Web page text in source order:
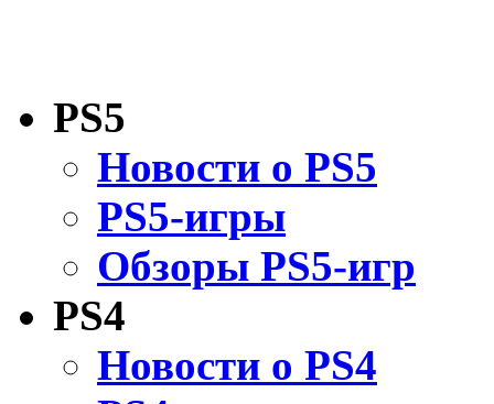
PS5
Новости о PS5
PS5-игры
Обзоры PS5-игр
PS4
Новости о PS4